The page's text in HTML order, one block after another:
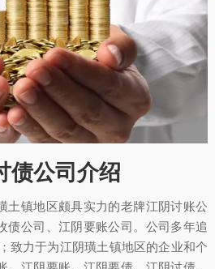
债公司介绍
土镇地区颇具实力的老牌江阴讨账公
债公司、江阴要账公司。公司多年追
致力于为江阴璜土镇地区的企业和个